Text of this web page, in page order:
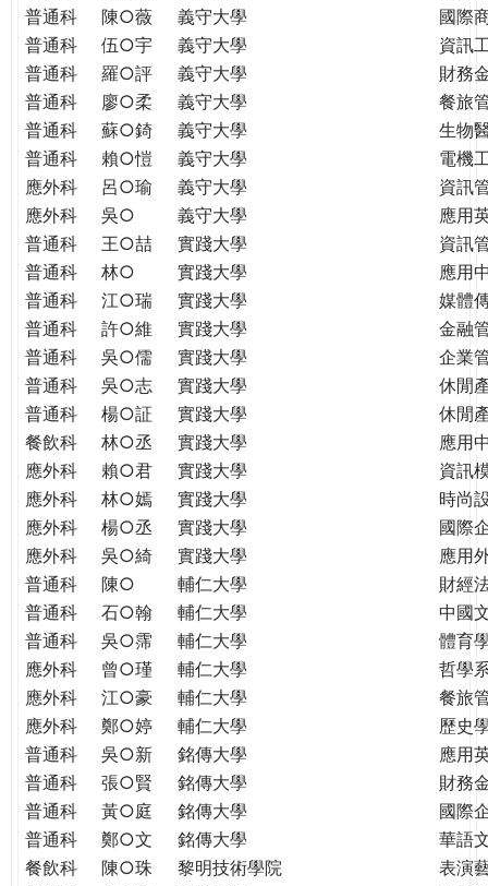
普通科
陳○薇 義守大學
國際
普通科
伍○宇 義守大學
資訊
普通科
羅○評 義守大學
財務
普通科
廖○柔 義守大學
餐旅
普通科
蘇○錡 義守大學
生物
普通科
賴○愷 義守大學
電機
應外科
呂○瑜 義守大學
資訊
應外科
吳○ 義守大學
應用
普通科
王○喆 實踐大學
資訊
普通科
林○ 實踐大學
應用
普通科
江○瑞 實踐大學
媒體
普通科
許○維 實踐大學
金融
普通科
吳○儒 實踐大學
企業
普通科
吳○志 實踐大學
休閒
普通科
楊○証 實踐大學
休閒
餐飲科
林○丞 實踐大學
應用
應外科
賴○君 實踐大學
資訊
應外科
林○嫣 實踐大學
時尚
應外科
楊○丞 實踐大學
國際
應外科
吳○綺 實踐大學
應用
普通科
陳○ 輔仁大學
財經
普通科
石○翰 輔仁大學
中國
普通科
吳○霈 輔仁大學
體育
應外科
曾○瑾 輔仁大學
哲學
應外科
江○豪 輔仁大學
餐旅
應外科
鄭○婷 輔仁大學
歷史
普通科
吳○新 銘傳大學
應用
普通科
張○賢 銘傳大學
財務
普通科
黃○庭 銘傳大學
國際
普通科
鄭○文 銘傳大學
華語
餐飲科
陳○珠 黎明技術學院
表演